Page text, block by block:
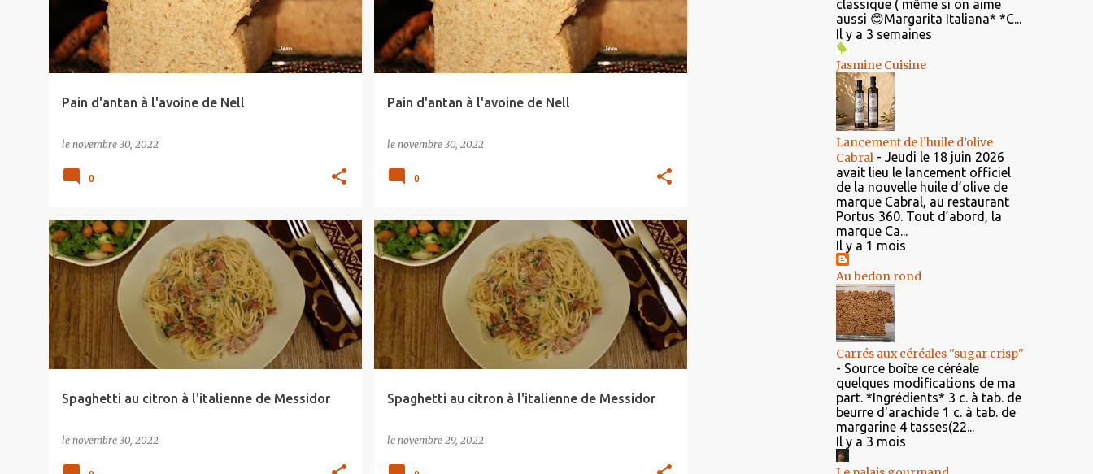
Pain d'antan à l'avoine de Nell
le novembre 30, 2022
0
Pain d'antan à l'avoine de Nell
le novembre 30, 2022
0
Spaghetti au citron à l'italienne de Messidor
le novembre 30, 2022
Spaghetti au citron à l'italienne de Messidor
le novembre 29, 2022
classique ( même si on aime
aussi 😊Margarita Italiana* *C...
Il y a 3 semaines
Jasmine Cuisine
Lancement de l’huile d’olive
Cabral - Jeudi le 18 juin 2026
avait lieu le lancement officiel
de la nouvelle huile d’olive de
marque Cabral, au restaurant
Portus 360. Tout d’abord, la
marque Ca...
Il y a 1 mois
Au bedon rond
Carrés aux céréales ''sugar crisp''
- Source boîte ce céréale
quelques modifications de ma
part. *Ingrédients* 3 c. à tab. de
beurre d'arachide 1 c. à tab. de
margarine 4 tasses(22...
Il y a 3 mois